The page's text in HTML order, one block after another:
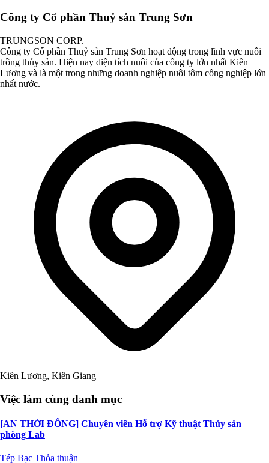
Công ty Cổ phần Thuỷ sản Trung Sơn
TRUNGSON CORP.
Công ty Cổ phần Thuỷ sản Trung Sơn hoạt động trong lĩnh vực nuôi
trồng thủy sản. Hiện nay diện tích nuôi của công ty lớn nhất Kiên
Lương và là một trong những doanh nghiệp nuôi tôm công nghiệp lớn
nhất nước.
Kiên Lương, Kiên Giang
Việc làm cùng danh mục
[AN THỚI ĐÔNG] Chuyên viên Hỗ trợ Kỹ thuật Thủy sản
phòng Lab
Tép Bạc Thỏa thuận